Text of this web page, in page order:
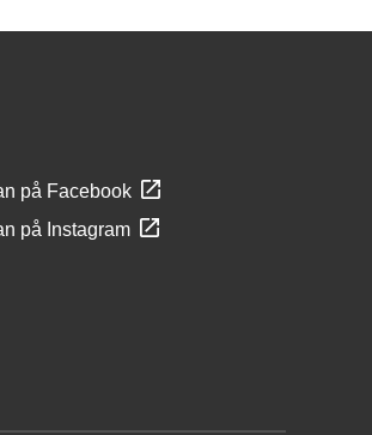
på Facebook
på Instagram